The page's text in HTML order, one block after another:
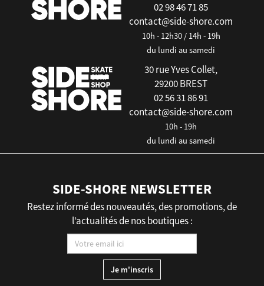
02 98 46 71 85
contact@side-shore.com
10h - 12h30 / 14h - 19h
du lundi au samedi
30 rue Yves Collet,
29200 BREST
02 56 31 86 91
contact@side-shore.com
10h - 19h
du lundi au samedi
SIDE-SHORE NEWSLETTER
Restez informé des nouveautés, des promotions, de
l’actualités de nos boutiques :